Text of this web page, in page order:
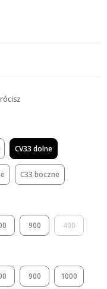
CV33 dolne
C33 boczne
900 400
900 1000